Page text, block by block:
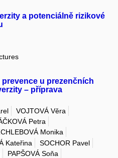
a potenciálně rizikové
u prezenčních
– příprava
VOJTOVÁ Věra
Petra
Monika
Kateřina
SOCHOR Pavel
PAPŠOVÁ Soňa